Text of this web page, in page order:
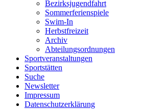
Bezirksjugendfahrt
Sommerferienspiele
Swim-In
Herbstfreizeit
Archiv
Abteilungsordnungen
Sportveranstaltungen
Sportstätten
Suche
Newsletter
Impressum
Datenschutzerklärung